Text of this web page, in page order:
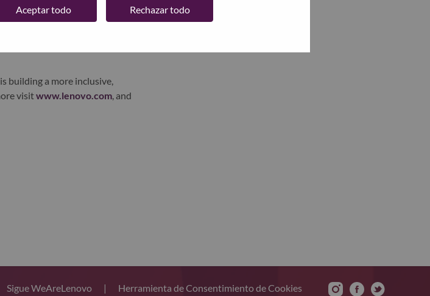
Aceptar todo Rechazar todo
in world-changing
everyone, everywhere.
(HKSE: 992) (ADR:
building a more inclusive,
visitwww.lenovo.com, and
Ver todas
Sigue WeAreLenovo | Herramienta de Consentimiento de Cookies